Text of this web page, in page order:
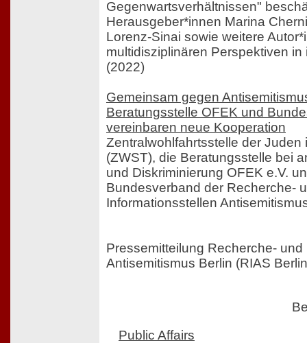
Gegenwartsverhältnissen"
Herausgeber*innen Marina
Lorenz-Sinai sowie weitere
multidisziplinären Perspektiven in
(2022)
Gemeinsam gegen
Beratungsstelle OFEK und
vereinbaren neue Kooperation
Zentralwohlfahrtsstelle der Juden
(ZWST), die Beratungsstelle bei
und Diskriminierung OFEK e.V.
Bundesverband der Recherche-
Informationsstellen
Pressemitteilung Recherche-
Antisemitismus Berlin (RIAS
Public Affairs